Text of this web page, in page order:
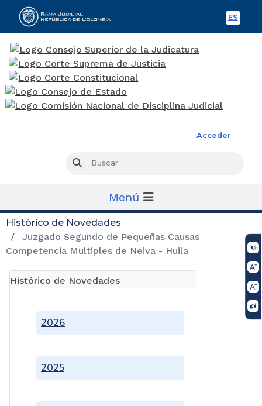
ES
Acceder
Buscar
Menú
Histórico de Novedades
Juzgado Segundo de Pequeñas Causas
Competencia Multiples de Neiva - Huila
Histórico de Novedades
2025
2026